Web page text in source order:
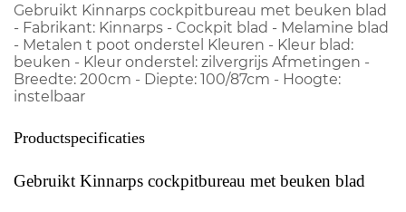
Gebruikt Kinnarps cockpitbureau met beuken blad
- Fabrikant: Kinnarps - Cockpit blad - Melamine blad
- Metalen t poot onderstel Kleuren - Kleur blad:
beuken - Kleur onderstel: zilvergrijs Afmetingen -
Breedte: 200cm - Diepte: 100/87cm - Hoogte:
instelbaar
Productspecificaties
Gebruikt Kinnarps cockpitbureau met beuken blad